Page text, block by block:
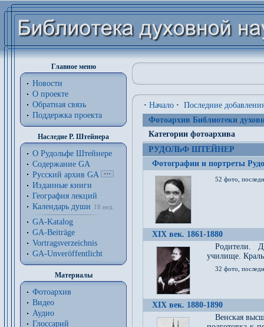
Главное меню
Новости
О проекте
Обратная связь
Поддержка проекта
Наследие Р. Штейнера
О Рудольфе Штейнере
Содержание GA
Русский архив GA
Изданные книги
География лекций
Календарь души
18 нед.
GA-Katalog
GA-Beiträge
Vortragsverzeichnis
GA-Unveröffentlicht
Материалы
Фотоархив
Видео
Аудио
Глоссарий
· Начало · Последние
Фотоархив Библиотеки
Категории фотоархива
РУДОЛЬФ ШТЕЙНЕР
Фотографии и портреты
52 фото,
XIX век. 1861-1880
Родители.
училище.
32 фото,
XIX век. 1880-1890
Венская